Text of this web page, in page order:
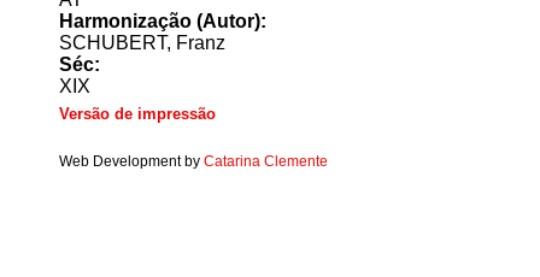
Harmonização (Autor):
SCHUBERT, Franz
Séc:
XIX
Versão de impressão
Web Development by Catarina Clemente